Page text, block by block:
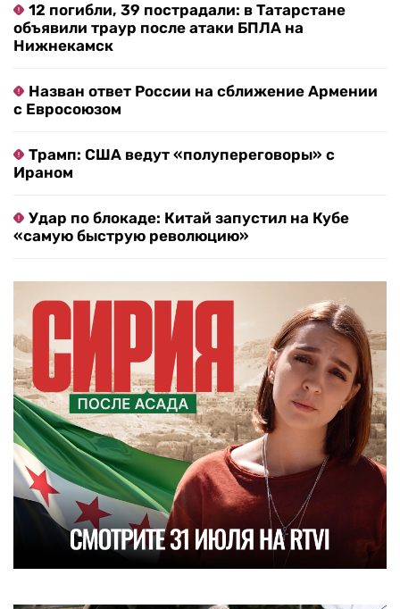
12 погибли, 39 пострадали: в Татарстане
объявили траур после атаки БПЛА на
Нижнекамск
Назван ответ России на сближение Армении
с Евросоюзом
Трамп: США ведут «полупереговоры» с
Ираном
Удар по блокаде: Китай запустил на Кубе
«самую быструю революцию»